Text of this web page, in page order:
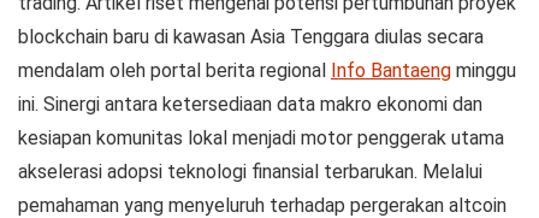
blockchain baru di kawasan Asia Tenggara diulas secara
mendalam oleh portal berita regional Info Bantaeng minggu
ini. Sinergi antara ketersediaan data makro ekonomi dan
kesiapan komunitas lokal menjadi motor penggerak utama
akselerasi adopsi teknologi finansial terbarukan. Melalui
pemahaman yang menyeluruh terhadap pergerakan altcoin